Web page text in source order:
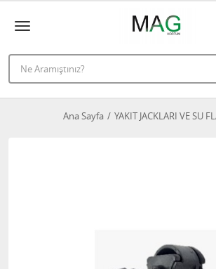
Ana Sayfa YAKIT JACKLARI VE SU